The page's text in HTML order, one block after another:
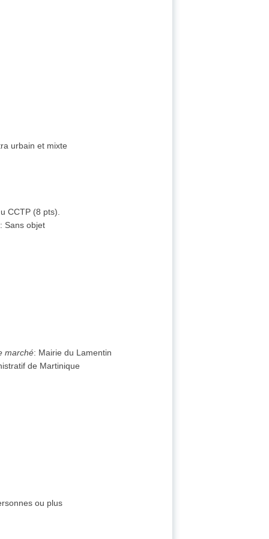
urbain et mixte
CCTP (8 pts).
: Sans objet
marché: Mairie du Lamentin
de Martinique
ou plus